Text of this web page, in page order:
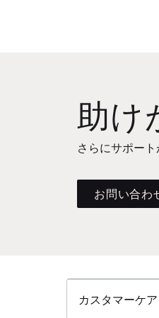
助け
さらにサポー
お問い合わ
カスタマーケア